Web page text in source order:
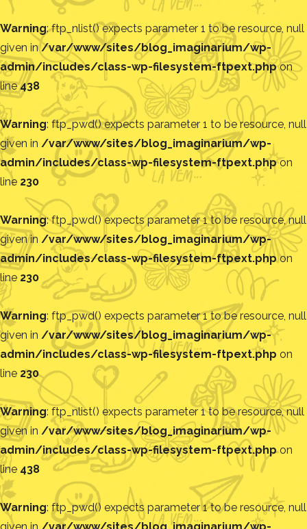
Warning: ftp_nlist() expects parameter 1 to be resource, null
given in/var/www/sites/blog_imaginarium/wp-
admin/includes/class-wp-filesystem-ftpext.phpon
line438
Warning: ftp_pwd() expects parameter 1 to be resource, null
given in /var/www/sites/blog_imaginarium/wp-
admin/includes/class-wp-filesystem-ftpext.phpon
line 230
Warning: ftp_pwd() expects parameter 1 to be resource, null
given in /var/www/sites/blog_imaginarium/wp-
admin/includes/class-wp-filesystem-ftpext.phpon
line 230
Warning: ftp_pwd() expects parameter 1 to be resource, null
given in /var/www/sites/blog_imaginarium/wp-
admin/includes/class-wp-filesystem-ftpext.php on
line 230
Warning: ftp_nlist() expects parameter 1 to be resource, null
given in /var/www/sites/blog_imaginarium/wp-
admin/includes/class-wp-filesystem-ftpext.phpon
line 438
Warning: ftp_pwd() expects parameter 1 to be resource, null